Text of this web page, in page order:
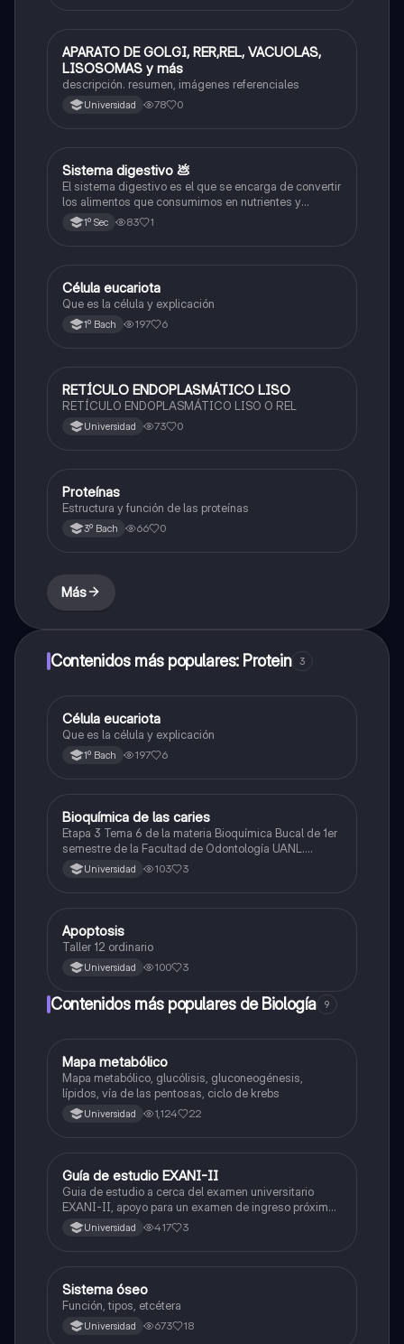
Biología
APARATO DE GOLGI, RER,REL, VACUOLAS,
LISOSOMAS y más
descripción. resumen, imágenes referenciales
Universidad 78 0
Biología
Sistema digestivo 💩
El sistema digestivo es el que se encarga de convertir
los alimentos que consumimos en nutrientes y
energía para el cuerpo
1º Sec 83 1
Biología
Célula eucariota
Que es la célula y explicación
1º Bach 197 6
Biología
RETÍCULO ENDOPLASMÁTICO LISO
RETÍCULO ENDOPLASMÁTICO LISO O REL
Universidad 73 0
Biología
Proteínas
Estructura y función de las proteínas
3º Bach 66 0
Más
Contenidos más populares: Protein 3
Biología
Célula eucariota
Que es la célula y explicación
1º Bach 197 6
Biología
Bioquímica de las caries
Etapa 3 Tema 6 de la materia Bioquímica Bucal de 1er
semestre de la Facultad de Odontología UANL.
Créditos a Carlos Morales.
Universidad 103 3
Biología
Apoptosis
Taller 12 ordinario
Universidad 100 3
Contenidos más populares de Biología 9
Biología
Mapa metabólico
Mapa metabólico, glucólisis, gluconeogénesis,
lípidos, vía de las pentosas, ciclo de krebs
Universidad 1,124 22
Historia
Guía de estudio EXANI-II
Guia de estudio a cerca del examen universitario
EXANI-II, apoyo para un examen de ingreso próximo
2026.Universidad 417 3
Biología
Sistema óseo
Función, tipos, etcétera
Universidad 673 18